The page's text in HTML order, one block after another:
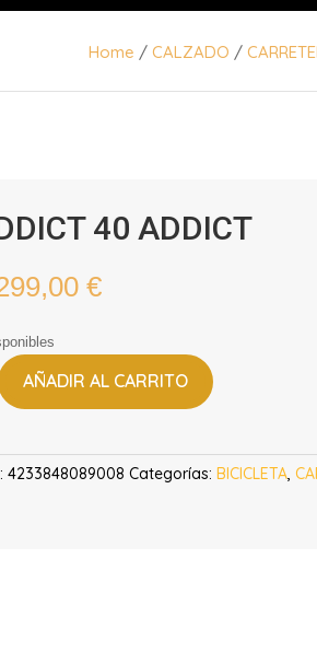
Home / CALZADO /
40 ADDICT
€
AÑADIR AL CARRITO
4233848089008 Categorías: BICICLETA,